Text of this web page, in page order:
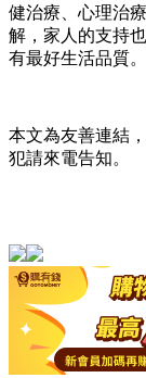
健治療、心理治
解，家人的支持
有最好生活品質。
本文為友善連結
犯請來電告知。